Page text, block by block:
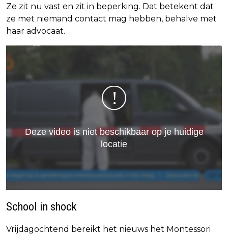
Ze zit nu vast en zit in beperking. Dat betekent dat
ze met niemand contact mag hebben, behalve met
haar advocaat.
School in shock
Vrijdagochtend bereikt het nieuws het Montessori